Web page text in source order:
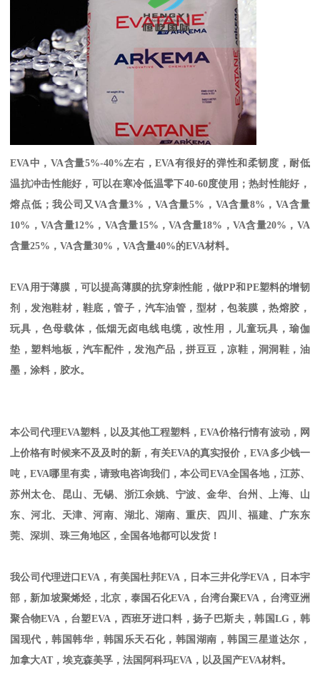
EVA中，VA含量5%-40%左右，EVA有很好的弹性和柔韧度，耐低
温抗冲击性能好，可以在寒冷低温零下40-60度使用；热封性能好，
熔点低；我公司又VA含量3% ， VA含量5% ， VA含量8% ，VA含量
10% ， VA含量12% ， VA含量15% ，VA含量18% ，VA含量20% ， VA
含量25% ，VA含量30% ，VA含量40%的EVA材料。
EVA用于薄膜，可以提高薄膜的抗穿刺性能，做PP和 PE塑料的增韧
剂，发泡鞋材，鞋底，管子，汽车油管，型材，包装膜，热熔胶，
玩具，色母载体，低烟无卤电线电缆，改性用，儿童玩具，瑜伽
垫，塑料地板，汽车配件，发泡产品，拼豆豆，凉鞋，洞洞鞋，油
墨，涂料，胶水。
本公司代理EVA塑料，以及其他工程塑料，EVA价格行情有波动，网
上价格有时候来不及及时的新，有关EVA的真实报价，EVA多少钱一
吨，EVA哪里有卖，请致电咨询我们，本公司EVA全国各地，江苏、
苏州太仓、昆山、无锡、浙江余姚、宁波、金华、台州、上海、山
东、河北、天津、河南、湖北、湖南、重庆、四川、福建、广东东
莞、深圳、珠三角地区，全国各地都可以发货！
我公司代理进口 EVA，有美国杜邦EVA，日本三井化学EVA ，日本宇
部，新加坡聚烯烃，北京，泰国石化EVA ，台湾台聚EVA ，台湾亚洲
聚合物EVA ，台塑EVA，西班牙进口料，扬子巴斯夫，韩国LG，韩
国现代，韩国韩华，韩国乐天石化，韩国湖南，韩国三星道达尔，
加拿大AT ，埃克森美孚，法国阿科玛EVA ，以及国产EVA材料。